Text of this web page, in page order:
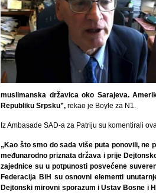
muslimanska državica oko Sarajeva.
Republiku Srpsku”, rekao je Boyle za N1.
Iz Ambasade SAD-a za Patriju su komentirali
„Kao što smo do sada više puta ponovili, ne
međunarodno priznata država i prije
zajednice su u potpunosti posvećene
Federacija BiH su osnovni elementi
Dejtonski mirovni sporazum i Ustav Bosne i